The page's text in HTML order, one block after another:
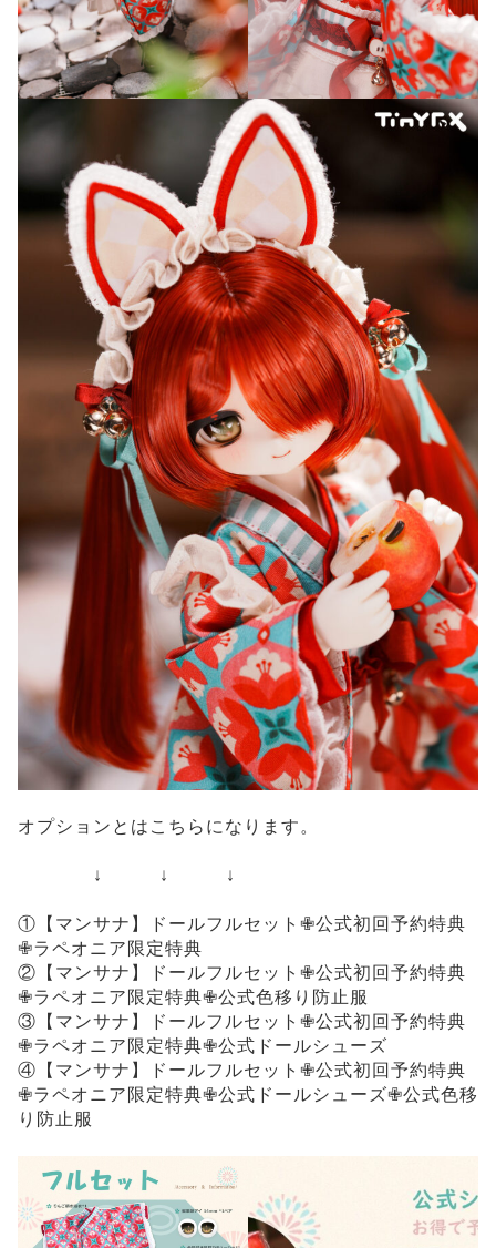
オプションとはこちらになります。
↓ ↓ ↓
①【マンサナ】ドールフルセット✙公式初回予約特典
✙ラペオニア限定特典
②【マンサナ】ドールフルセット✙公式初回予約特典
✙ラペオニア限定特典✙公式色移り防止服
③【マンサナ】ドールフルセット✙公式初回予約特典
✙ラペオニア限定特典✙公式ドールシューズ
④【マンサナ】ドールフルセット✙公式初回予約特典
✙ラペオニア限定特典✙公式ドールシューズ✙公式色移
り防止服